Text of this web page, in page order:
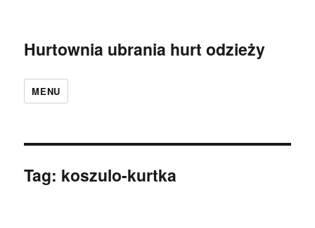
Hurtownia ubrania hurt odzieży
MENU
Tag: koszulo-kurtka